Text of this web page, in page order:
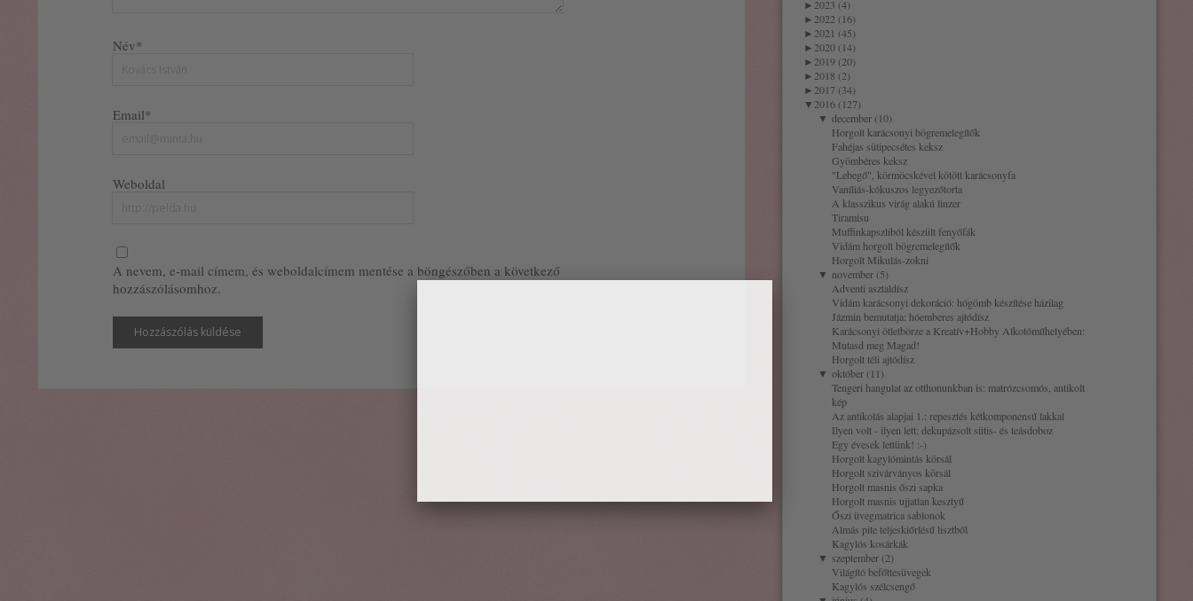
Név*
Email*
Weboldal
A nevem, e-mail címem, és weboldalcímem mentése a böngészőben a következő
hozzászólásomhoz.
► 2023 (4)
► 2022 (16)
► 2021 (45)
► 2020 (14)
► 2019 (20)
► 2018 (2)
► 2017 (34)
▼ 2016 (127)
▼ december (10)
Horgolt karácsonyi bögremelegítők
Fahéjas sütipecsétes keksz
Gyömbéres keksz
"Lebegő", körmöcskével kötött karácsonyfa
Vaníliás-kókuszos legyezőtorta
A klasszikus virág alakú linzer
Tiramisu
Muffinkapszliból készült fenyőfák
Vidám horgolt bögremelegítők
Horgolt Mikulás-zokni
▼ november (5)
Adventi asztaldísz
Vidám karácsonyi dekoráció: hógömb készítése házilag
Jázmin bemutatja: hóemberes ajtódísz
Karácsonyi ötletbörze a Kreatív+Hobby Alkotóműhelyében:
Mutasd meg Magad!
Horgolt téli ajtódísz
▼ október (11)
Tengeri hangulat az otthonunkban is: matrózcsomós, antikolt
kép
Az antikolás alapjai 1.: repesztés kétkomponensű lakkal
Ilyen volt - ilyen lett: dekupázsolt sütis- és teásdoboz
Egy évesek lettünk! :-)
Horgolt kagylómintás körsál
Horgolt szivárványos körsál
Horgolt masnis őszi sapka
Horgolt masnis ujjatlan kesztyű
Őszi üvegmatrica sablonok
Almás pite teljeskiőrlésű lisztből
Kagylós kosárkák
▼ szeptember (2)
Világító befőttesüvegek
Kagylós szélcsengő